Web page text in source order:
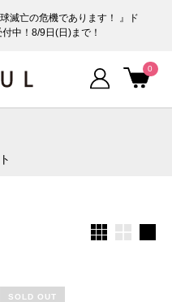
滅亡の危機であります！ 』ド
中！8/9日(日)まで！
0
SOLD OUT